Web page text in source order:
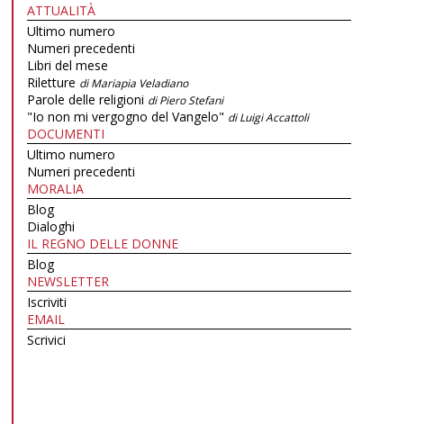
ATTUALITÀ
Ultimo numero
Numeri precedenti
Libri del mese
Riletture di Mariapia Veladiano
Parole delle religioni di Piero Stefani
"Io non mi vergogno del Vangelo" di Luigi Accattoli
DOCUMENTI
Ultimo numero
Numeri precedenti
MORALIA
Blog
Dialoghi
IL REGNO DELLE DONNE
Blog
NEWSLETTER
Iscriviti
EMAIL
Scrivici